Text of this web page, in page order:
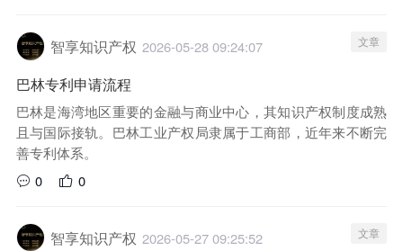
智享知识产权 2026-05-28 09:24:07 文章
巴林专利申请流程
巴林是海湾地区重要的金融与商业中心，其知识产权制度成熟
且与国际接轨。巴林工业产权局隶属于工商部，近年来不断完
善专利体系。
0
0
智享知识产权 2026-05-27 09:25:52 文章